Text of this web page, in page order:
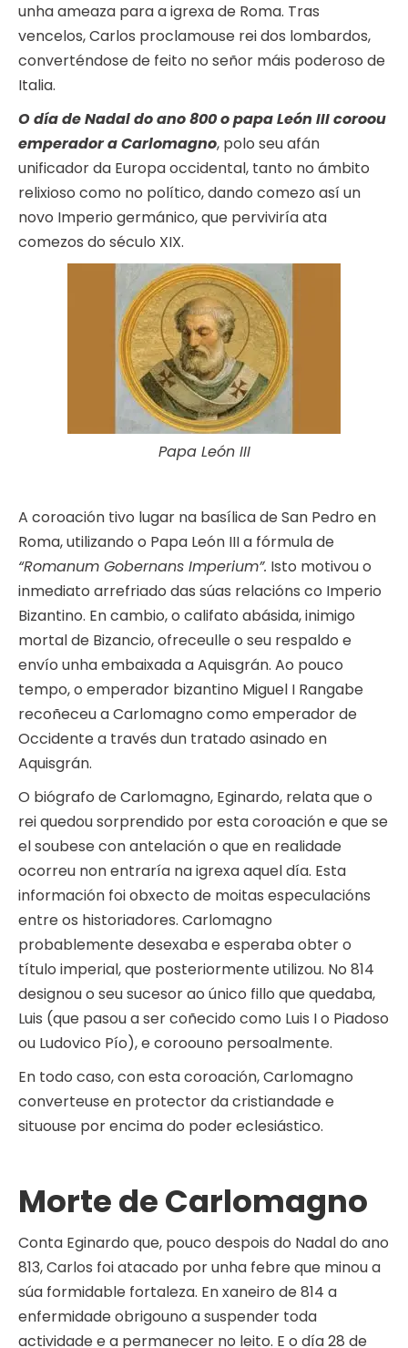
unha ameaza para a igrexa de Roma. Tras
vencelos, Carlos proclamouse rei dos lombardos,
converténdose de feito no señor máis poderoso de
Italia.
O día de Nadal do ano 800 o papa León III coroou
emperador a Carlomagno, polo seu afán
unificador da Europa occidental, tanto no ámbito
relixioso como no político, dando comezo así un
novo Imperio germánico, que perviviría ata
comezos do século XIX.
Papa León III
A coroación tivo lugar na basílica de San Pedro en
Roma, utilizando o Papa León III a fórmula de
“Romanum Gobernans Imperium”. Isto motivou o
inmediato arrefriado das súas relacións co Imperio
Bizantino. En cambio, o califato abásida, inimigo
mortal de Bizancio, ofreceulle o seu respaldo e
envío unha embaixada a Aquisgrán. Ao pouco
tempo, o emperador bizantino Miguel I Rangabe
recoñeceu a Carlomagno como emperador de
Occidente a través dun tratado asinado en
Aquisgrán.
O biógrafo de Carlomagno, Eginardo, relata que o
rei quedou sorprendido por esta coroación e que se
el soubese con antelación o que en realidade
ocorreu non entraría na igrexa aquel día. Esta
información foi obxecto de moitas especulacións
entre os historiadores. Carlomagno
probablemente desexaba e esperaba obter o
título imperial, que posteriormente utilizou. No 814
designou o seu sucesor ao único fillo que quedaba,
Luis (que pasou a ser coñecido como Luis I o Piadoso
ou Ludovico Pío), e coroouno persoalmente.
En todo caso, con esta coroación, Carlomagno
converteuse en protector da cristiandade e
situouse por encima do poder eclesiástico.
Morte de Carlomagno
Conta Eginardo que, pouco despois do Nadal do ano
813, Carlos foi atacado por unha febre que minou a
súa formidable fortaleza. En xaneiro de 814 a
enfermidade obrigouno a suspender toda
actividade e a permanecer no leito. E o día 28 de